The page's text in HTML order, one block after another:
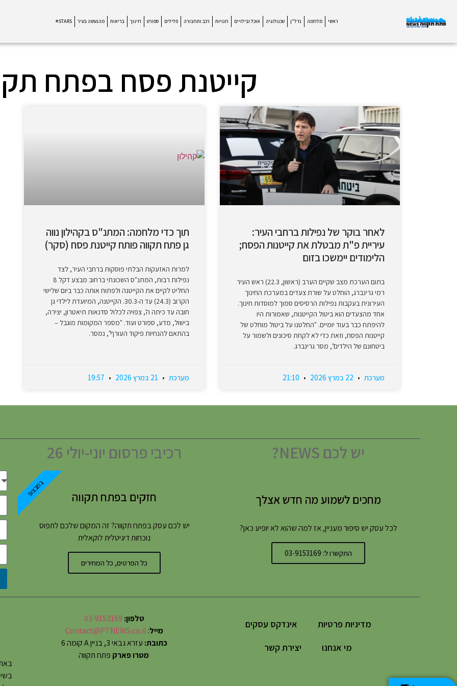
ראשי מלחמה נדל"ן טכנולוגיה אוכל ובילויים חנויות רכב ותחבורה פלילים ספורט חינוך בריאות מהנעשה בעיר STARS⭐
קייטנת פסח בפתח
לאחר בוקר של נפילות ברחבי העיר:
עיריית פ"ת מבטלת את קייטנות הפסח;
הלימודים יימשכו בזום
בתום הערכת מצב שקיים הערב (ראשון, 22.3) ראש העיר
רמי גרינברג, הוחלט על שורת צעדים במערכת החינוך
העירונית בעקבות נפילות הרסיסים סמוך למוסדות חינוך.
אחד מהצעדים הוא ביטול הקייטנות, שאמורות היו
להיפתח כבר בעוד יומיים. "החלטנו על ביטול מוחלט של
קייטנות הפסח, וזאת כדי לא לקחת סיכונים ולשמור על
ביטחונם של הילדים", מסר גרינברג.
מערכת
תוך כדי מלחמה: המתנ"ס בקהילון נווה
גן פתח תקווה פותח קייטנת פסח (סקר)
למרות האזעקות הבלתי פוסקות ברחבי העיר, לצד
נפילות רבות, המתנ"ס השכונתי ברחוב מבצע דקל 8
החליט לקיים את הקייטנה ולפתוח אותה כבר ביום שלישי
הקרוב (24.3) עד ה-30.3. הקייטנה, המיועדת לילדי גן
חובה עד כיתה ה', צפויה לכלול סדנאות תיאטרון, יצירה,
בישול, מדע, ספורט ועוד. "מספר המקומות מוגבל –
בהתאם להנחיות פיקוד העורף", נמסר.
מערכת
יש לכם NEWS?
מחכים לשמוע מה חדש אצלך
לכל עסק יש סיפור מעניין, אז למה שהוא לא יופיע כאן?
התקשרו ל: 03-9153169
רכיבי פרסום יוני-יולי 26
חזקים בפתח תקווה
יש לכם עסק בפתח תקווה? זה המקום שלכם לתפוס
נוכחות דיגיטלית לוקאלית
כל הפרטים, כל המחירים
במבצע!
מדיניות פרטיות
אינדקס עסקים
מי אנחנו
יצירת קשר
טלפון: 03-9153169
מייל:
Contact@PTNEWS.co.il
כתובת: עזרא גבאי 3, בניין A קומה 6
מטרו פארק פתח תקווה